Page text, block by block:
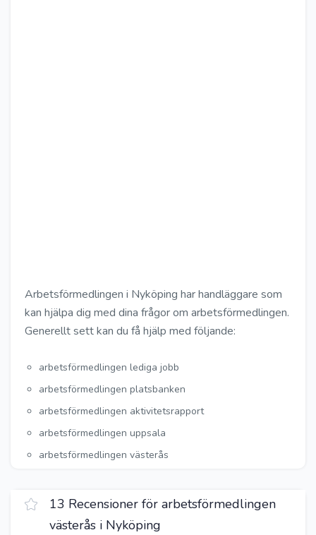
Arbetsförmedlingen i Nyköping har handläggare som
kan hjälpa dig med dina frågor om arbetsförmedlingen.
Generellt sett kan du få hjälp med följande:
arbetsförmedlingen lediga jobb
arbetsförmedlingen platsbanken
arbetsförmedlingen aktivitetsrapport
arbetsförmedlingen uppsala
arbetsförmedlingen västerås
13 Recensioner för arbetsförmedlingen
västerås i Nyköping